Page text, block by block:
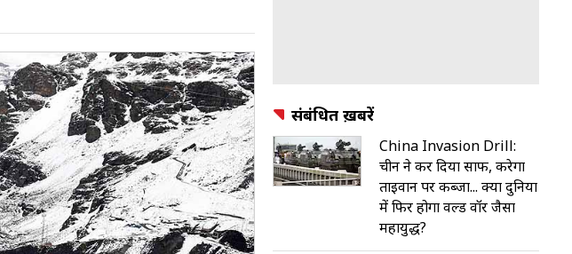
संबंधित ख़बरें
China Invasion Drill:
चीन ने कर दिया साफ, करेगा
ताइवान पर कब्जा... क्या दुनिया
में फिर होगा वर्ल्ड वॉर जैसा
महायुद्ध?